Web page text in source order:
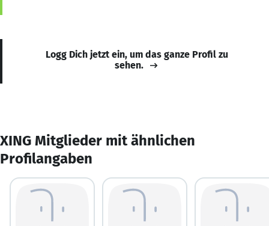
Logg Dich jetzt ein, um das ganze Profil zu
sehen.
XING Mitglieder mit ähnlichen
Profilangaben